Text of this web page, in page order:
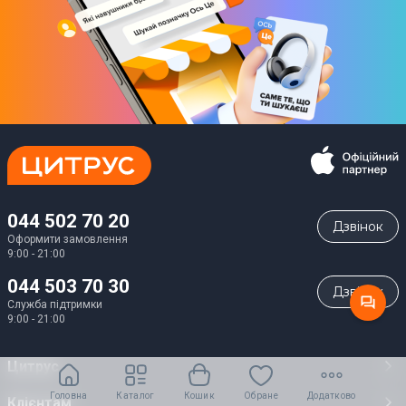
044 502 70 20
Оформити замовлення
9:00 - 21:00
Дзвiнок
044 503 70 30
Служба підтримки
9:00 - 21:00
Дзвiнок
Цитрус
Кар’єра
КлієнтамГоловна Каталог Кошик Обране Додатково